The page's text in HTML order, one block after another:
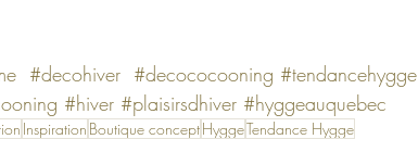
#decohiver #decococooning #tendancehygge
#hiver #plaisirsdhiver #hyggeauquebec
Inspiration Boutique conceptHyggeTendance Hygge